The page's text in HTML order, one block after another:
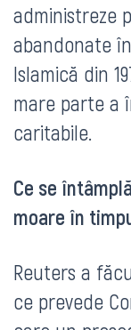
administreze
abandonate
Islamică din
mare parte a
caritabile.
Ce se
moare în
Reuters a
ce prevede